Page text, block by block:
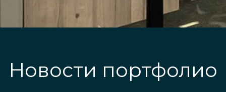
Новости портфолио